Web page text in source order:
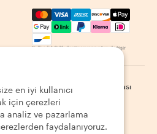
Mastercard, Visa, Amex,
Kullanılabilirlik destinasyona göre değişir
Politikası | Site haritası
en iyi kullanıcı
için çerezleri
analiz ve pazarlama
faydalanıyoruz.